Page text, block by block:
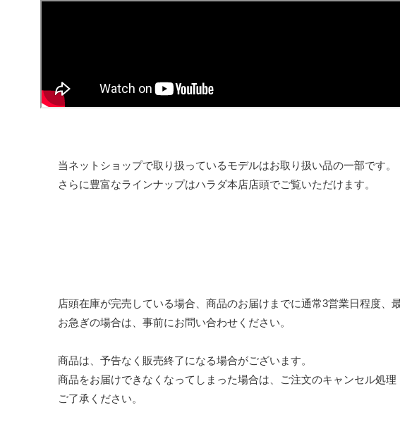
当ネットショップで取り扱っているモデルはお取り扱い品の一部です。
さらに豊富なラインナップはハラダ本店店頭でご覧いただけます。
店頭在庫が完売している場合、商品のお届けまでに通常3営業日程度、
お急ぎの場合は、事前にお問い合わせください。
商品は、予告なく販売終了になる場合がございます。
商品をお届けできなくなってしまった場合は、ご注文のキャンセル処
ご了承ください。